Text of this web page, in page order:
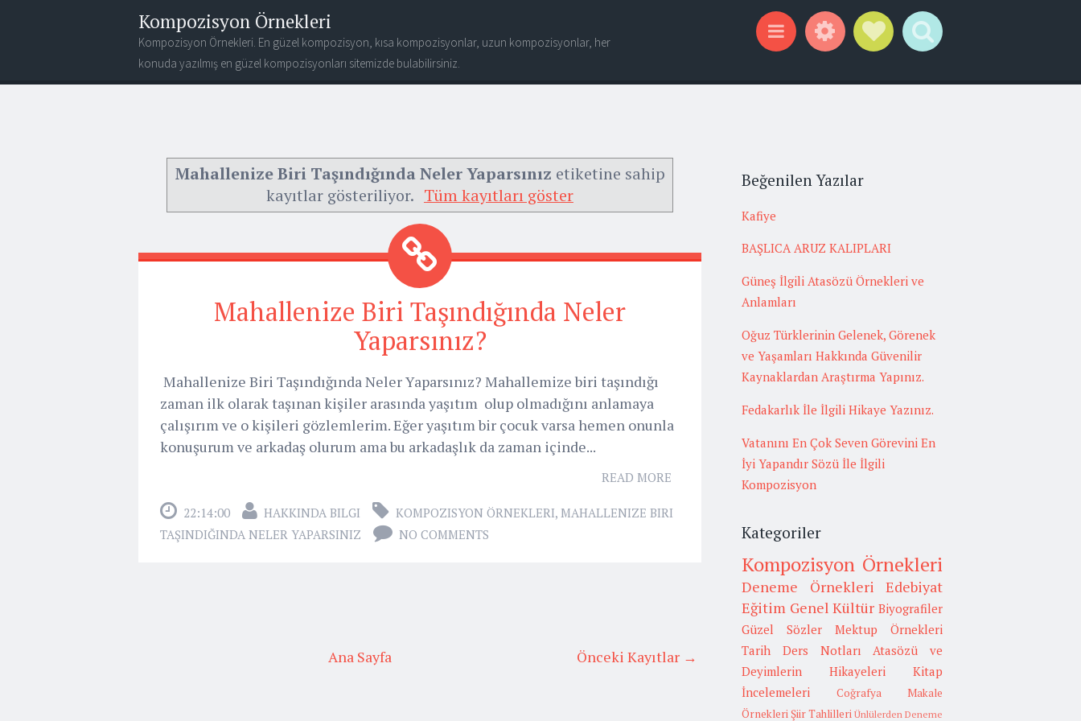
Kompozisyon Örnekleri
Kompozisyon Örnekleri. En güzel kompozisyon, kısa kompozisyonlar, uzun kompozisyonlar, her
konuda yazılmış en güzel kompozisyonları sitemizde bulabilirsiniz.
Mahallenize Biri Taşındığında Neler Yaparsınız etiketine sahip
kayıtlar gösteriliyor. Tüm kayıtları göster
Mahallenize Biri Taşındığında Neler
Yaparsınız?
Mahallenize Biri Taşındığında Neler Yaparsınız? Mahallemize biri taşındığı
zaman ilk olarak taşınan kişiler arasında yaşıtım olup olmadığını anlamaya
çalışırım ve o kişileri gözlemlerim. Eğer yaşıtım bir çocuk varsa hemen onunla
konuşurum ve arkadaş olurum ama bu arkadaşlık da zaman içinde...
READ MORE
22:14:00 HAKKINDA BILGI KOMPOZISYON ÖRNEKLERI, MAHALLENIZE BIRI
TAŞINDIĞINDA NELER YAPARSINIZ
NO COMMENTS
Önceki Kayıtlar →
Ana Sayfa
Beğenilen Yazılar
Kafiye
BAŞLICA ARUZ KALIPLARI
Güneş İlgili Atasözü Örnekleri ve
Anlamları
Oğuz Türklerinin Gelenek, Görenek
ve Yaşamları Hakkında Güvenilir
Kaynaklardan Araştırma Yapınız.
Fedakarlık İle İlgili Hikaye Yazınız.
Vatanını En Çok Seven Görevini En
İyi Yapandır Sözü İle İlgili
Kompozisyon
Kategoriler
Kompozisyon Örnekleri
Deneme Örnekleri
Edebiyat
Eğitim Genel Kültür Biyografiler
Güzel Sözler
Mektup Örnekleri
Tarih
Ders Notları
Atasözü ve
Deyimlerin Hikayeleri
Kitap
İncelemeleri
Coğrafya
Makale
Örnekleri Şiir Tahlilleri Ünlülerden Deneme